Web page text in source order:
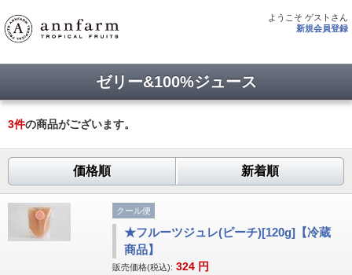
ようこそ ゲストさん
新規会員登録
ゼリー&100%ジュース
3件の商品がございます。
価格順 新着順
クール便
★フルーツジュレ(ピーチ)[120g]【冷蔵
商品】
販売価格(税込): 324 円